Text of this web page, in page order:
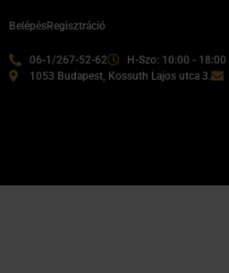
06-1/267-52-62
H-Szo: 10:00 - 18:00
1053 Budapest, Kossuth Lajos utca 3.
BelépésRegisztráció